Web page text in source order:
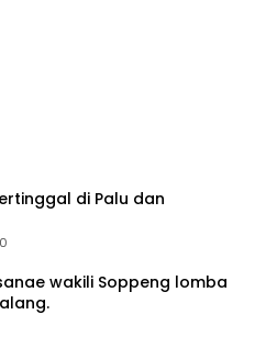
di Palu dan
0
wakili Soppeng lomba